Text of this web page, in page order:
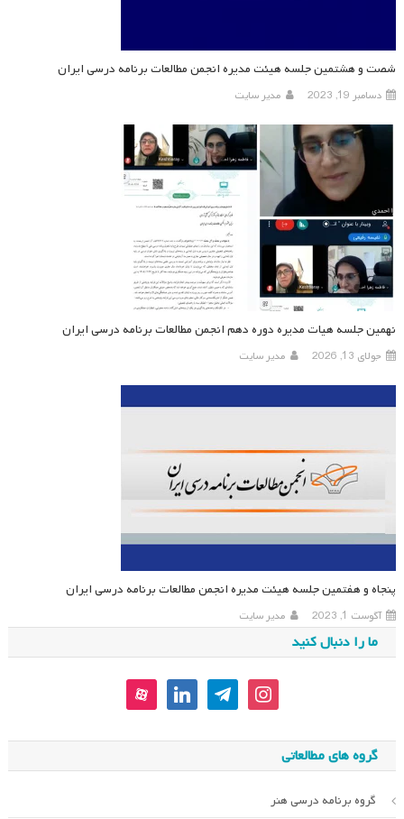
شصت و هشتمین جلسه هیئت مدیره انجمن مطالعات برنامه درسی ایران
دسامبر 19, 2023 مدیر سایت
نهمین جلسه هیات مدیره دوره دهم انجمن مطالعات برنامه درسی ایران
جولای 13, 2026 مدیر سایت
پنجاه و هفتمین جلسه هیئت مدیره انجمن مطالعات برنامه درسی ایران
آگوست 1, 2023 مدیر سایت
ما را دنبال کنید
instagram
telegram
linkedin
aparat
گروه های مطالعاتی
گروه برنامه درسی هنر